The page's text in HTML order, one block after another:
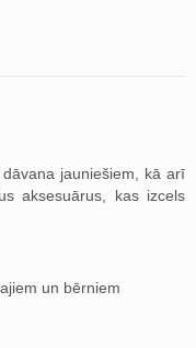
jauniešiem, kā arī
aksesuārus, kas izcels
un bērniem